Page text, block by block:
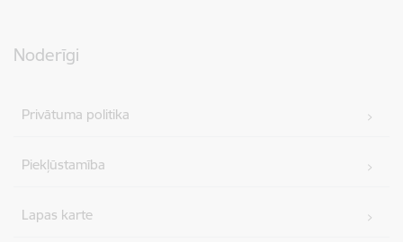
Noderīgi
Privātuma politika
Piekļūstamība
Lapas karte